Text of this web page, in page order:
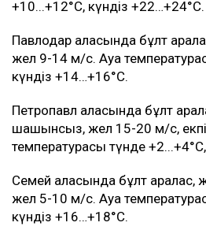
+10...+12°C, күндіз +22…+24°C.
Павлодар қаласында бұлт
жел 9-14 м/с. Ауа
күндіз +14…+16°C.
Петропавл қаласында бұлт
шашынсыз, жел 15-20 м/с,
температурасы түнде
Семей қаласында бұлт
жел 5-10 м/с. Ауа
күндіз +16…+18°C.